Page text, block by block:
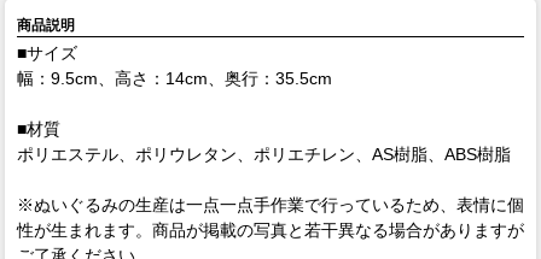
商品説明
■サイズ
幅：9.5cm、高さ：14cm、奥行：35.5cm
■材質
ポリエステル、ポリウレタン、ポリエチレン、AS樹脂、ABS樹脂
※ぬいぐるみの生産は一点一点手作業で行っているため、表情に個
性が生まれます。商品が掲載の写真と若干異なる場合がありますが
ご了承ください。